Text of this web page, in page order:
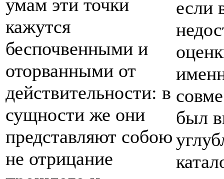
умам эти точки
кажутся
беспочвенными и
оторванными от
действительности: в
сущности же они
представляют собою
не отрицание
если
был